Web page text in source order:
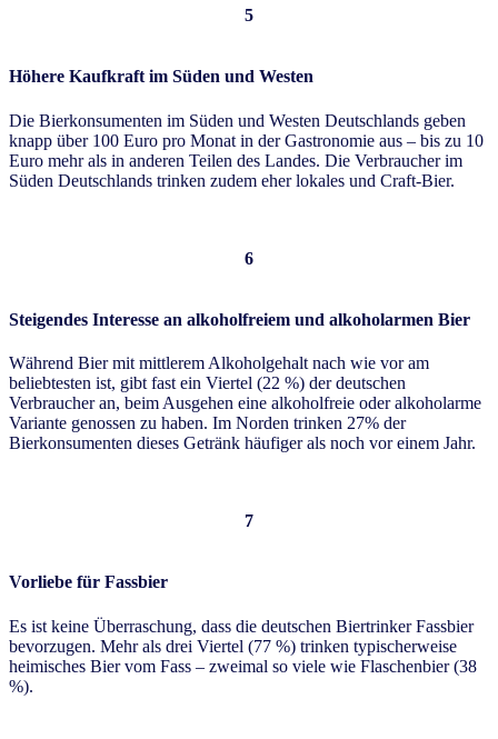
5
Höhere Kaufkraft im Süden und Westen
Die Bierkonsumenten im Süden und Westen Deutschlands geben
knapp über 100 Euro pro Monat in der Gastronomie aus – bis zu 10
Euro mehr als in anderen Teilen des Landes. Die Verbraucher im
Süden Deutschlands trinken zudem eher lokales und Craft-Bier.
6
Steigendes Interesse an alkoholfreiem und alkoholarmen Bier
Während Bier mit mittlerem Alkoholgehalt nach wie vor am
beliebtesten ist, gibt fast ein Viertel (22 %) der deutschen
Verbraucher an, beim Ausgehen eine alkoholfreie oder alkoholarme
Variante genossen zu haben. Im Norden trinken 27% der
Bierkonsumenten dieses Getränk häufiger als noch vor einem Jahr.
7
Vorliebe für Fassbier
Es ist keine Überraschung, dass die deutschen Biertrinker Fassbier
bevorzugen. Mehr als drei Viertel (77 %) trinken typischerweise
heimisches Bier vom Fass – zweimal so viele wie Flaschenbier (38
%).